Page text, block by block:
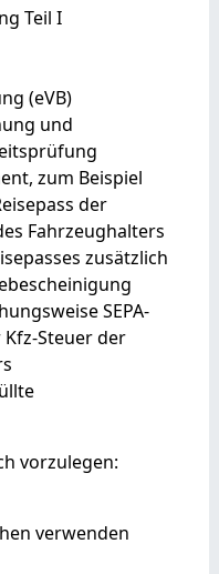
Teil I
(eVB)
und
zum Beispiel
der
Fahrzeughalters
zusätzlich
SEPA‐
der
vorzulegen:
verwenden